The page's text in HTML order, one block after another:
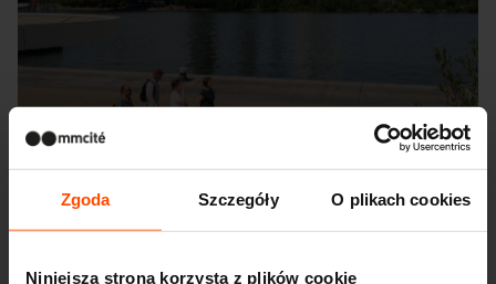
Zgoda Szczegóły O plikach cookies
Niniejsza strona korzysta z plików cookie